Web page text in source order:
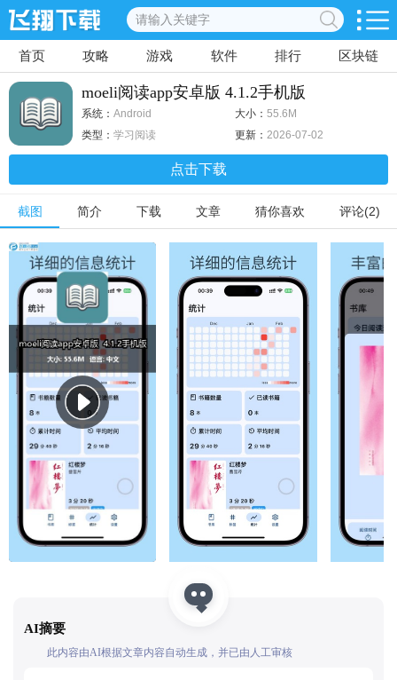
首页 攻略 游戏 软件 排行 区块链
moeli阅读app安卓版 4.1.2手机版
系统： Android 大小： 55.6M
类型： 学习阅读 更新： 2026-07-02
点击下载
截图 简介 下载 文章 猜你喜欢 评论(2)
AI摘要
此内容由AI根据文章内容自动生成，并已由人工审核